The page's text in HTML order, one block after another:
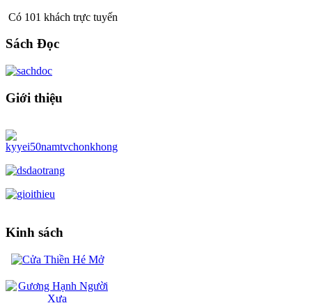
Có 101 khách trực tuyến
Sách Đọc
Giới thiệu
Kinh sách